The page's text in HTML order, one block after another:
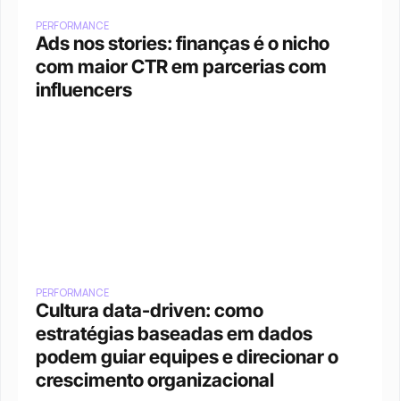
PERFORMANCE
Ads nos stories: finanças é o nicho
com maior CTR em parcerias com
influencers
PERFORMANCE
Cultura data-driven: como
estratégias baseadas em dados
podem guiar equipes e direcionar o
crescimento organizacional